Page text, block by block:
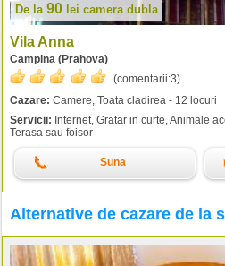
De la 90 lei camera dubla
Vila Anna
Campina (Prahova)
(comentarii:3).
Cazare: Camere, Toata cladirea - 12 locuri
Servicii: Internet, Gratar in curte, Animale
Terasa sau foisor
Suna
Alternative de cazare de la